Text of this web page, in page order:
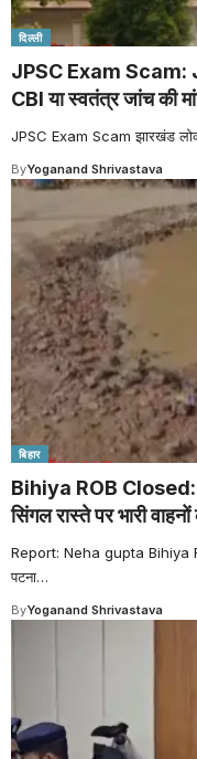
दिल्ली
JPSC Exam Scam:
CBI या स्वतंत्र जांच की
JPSC Exam Scam झारखंड
ByYoganand Shrivastava
बिहार
Bihiya ROB Closed:
सिंगल रास्ते पर भारी
Report: Neha gupta Bihiya
पटना…
ByYoganand Shrivastava